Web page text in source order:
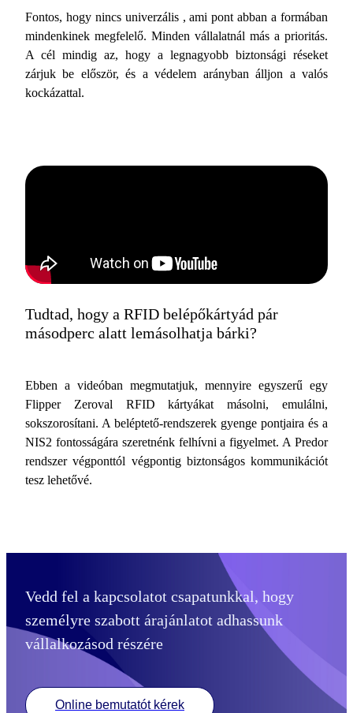
Fontos, hogy nincs univerzális , ami pont abban a formában
mindenkinek megfelelő. Minden vállalatnál más a prioritás.
A cél mindig az, hogy a legnagyobb biztonsági réseket
zárjuk be először, és a védelem arányban álljon a valós
kockázattal.
Tudtad, hogy a RFID belépőkártyád pár
másodperc alatt lemásolhatja bárki?
Ebben a videóban megmutatjuk, mennyire egyszerű egy
Flipper Zeroval RFID kártyákat másolni, emulálni,
sokszorosítani. A beléptető-rendszerek gyenge pontjaira és a
NIS2 fontosságára szeretnénk felhívni a figyelmet. A Predor
rendszer végponttól végpontig biztonságos kommunikációt
tesz lehetővé.
Vedd fel a kapcsolatot csapatunkkal, hogy
személyre szabott árajánlatot adhassunk
vállalkozásod részére
Online bemutatót kérek